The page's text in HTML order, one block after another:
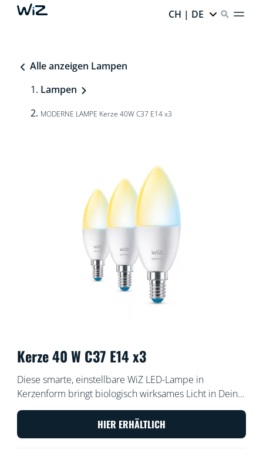
CH | DE
Alle anzeigen Lampen
Lampen
MODERNE LAMPE Kerze 40W C37 E14 x3
Kerze 40 W C37 E14 x3
Diese smarte, einstellbare WiZ LED-Lampe in
Kerzenform bringt biologisch wirksames Licht in Dein
Leben. Mit verschiedenen Farbtönen oder einem
warmweißen bis kaltweißen Licht kannst Du dich
besser konzentrieren oder entspannen. Du kannst
HIER ERHÄLTLICH